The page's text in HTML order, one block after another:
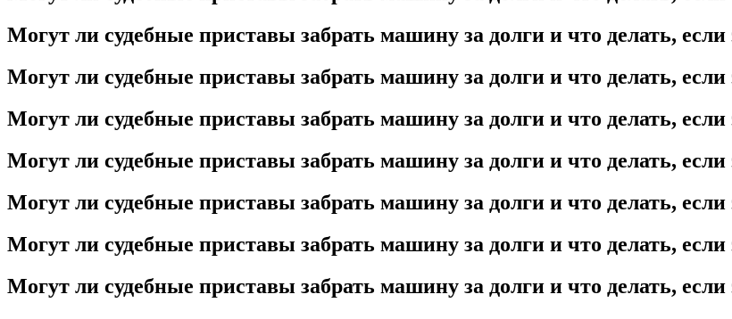
Могут ли судебные приставы забрать машину за долги и что делать,
Могут ли судебные приставы забрать машину за долги и что делать,
Могут ли судебные приставы забрать машину за долги и что делать,
Могут ли судебные приставы забрать машину за долги и что делать,
Могут ли судебные приставы забрать машину за долги и что делать,
Могут ли судебные приставы забрать машину за долги и что делать,
Могут ли судебные приставы забрать машину за долги и что делать,